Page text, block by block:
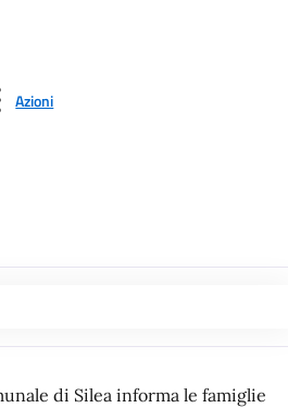
Azioni
di Silea informa le famiglie